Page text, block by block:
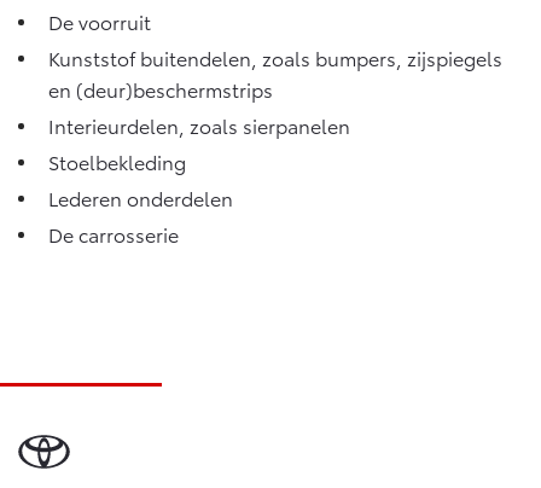
De voorruit
Kunststof buitendelen, zoals bumpers, zijspiegels
en (deur)beschermstrips
Interieurdelen, zoals sierpanelen
Stoelbekleding
Lederen onderdelen
De carrosserie